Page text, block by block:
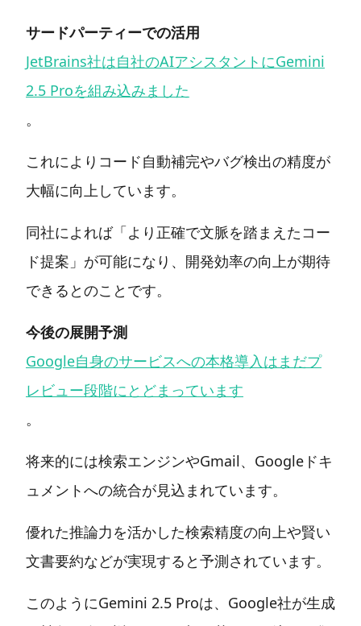
サードパーティーでの活用
JetBrains社は自社のAIアシスタントにGemini
2.5 Proを組み込みました
。
これによりコード自動補完やバグ検出の精度が
大幅に向上しています。
同社によれば「より正確で文脈を踏まえたコー
ド提案」が可能になり、開発効率の向上が期待
できるとのことです。
今後の展開予測
Google自身のサービスへの本格導入はまだプ
レビュー段階にとどまっています
。
将来的には検索エンジンやGmail、Googleドキ
ュメントへの統合が見込まれています。
優れた推論力を活かした検索精度の向上や賢い
文書要約などが実現すると予測されています。
このようにGemini 2.5 Proは、Google社が生成